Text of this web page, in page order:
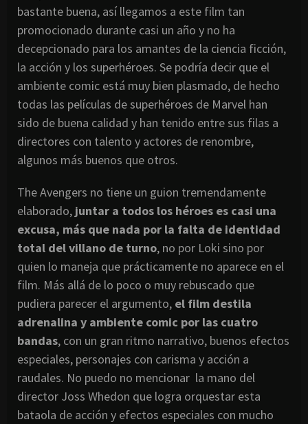
bastante buena, así llegamos a este film tan
promocionado durante casi un año y no ha
decepcionado para los amantes de la ciencia ficción,
la acción y los superhéroes. Se podría decir que el
ambiente comic está muy bien plasmado, de hecho
todas las películas de superhéroes de Marvel han
sido de buena calidad y han tenido entre sus filas a
directores con talento y actores de renombre,
algunos más buenos que otros.
The Avengers no tiene un guion tremendamente
elaborado, juntar a todos los héroes es casi una
excusa, más que nada por la falta de identidad
total del villano de turno, no por Loki sino por
quien lo maneja que prácticamente no aparece en el
film. Más allá de lo poco o muy rebuscado que
pudiera parecer el argumento, el film destila
adrenalina y ambiente comic por las cuatro
bandas, con un gran ritmo narrativo, buenos efectos
especiales, personajes con carisma y acción a
raudales. No puedo no mencionar la mano del
director Joss Whedon que logra orquestar esta
bataola de acción y efectos especiales con mucho